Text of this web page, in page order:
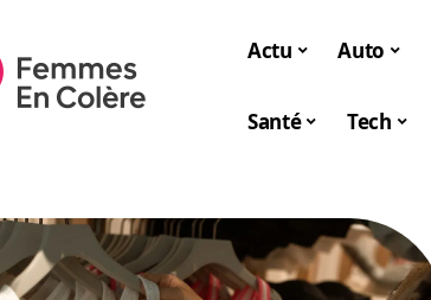
Actu Auto
Santé Tech